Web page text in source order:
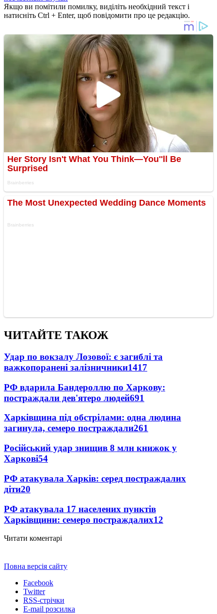
Якщо ви помітили помилку, виділіть необхідний текст і
натисніть Ctrl + Enter, щоб повідомити про це редакцію.
ЧИТАЙТЕ ТАКОЖ
Удар по вокзалу Лозової: є загиблі та
важкопоранені залізничники1417
РФ вдарила Бандероллю по Харкову:
постраждали дев'ятеро людей691
Харківщина під обстрілами: одна людина
загинула, семеро постраждали261
Російський удар знищив 8 млн книжок у
Харкові54
РФ атакувала Харків: серед постраждалих
діти20
РФ атакувала 17 населених пунктів
Харківщини: семеро постраждалих12
Читати коментарі
Повна версія сайту
Facebook
Twitter
RSS-стрічки
E-mail розсилка